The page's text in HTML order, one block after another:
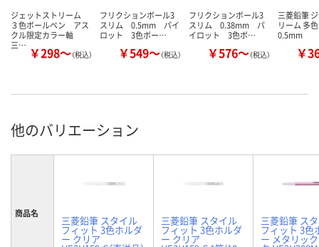
ジェットストリーム
３色ボールペン アス
クル限定カラー軸
三… ￥298～（税込）
フリクションボール3
スリム 0.5mm パイ
ロット 3色ボー…
￥549～（税込）
フリクションボール3
スリム 0.38mm パ
イロット 3色ボ…
￥576～（税込）
三菱鉛筆
リーム 多
0.5mm
￥
他のバリエーション
商品名
三菱鉛筆 スタイル
フィット 3色ホルダ
ー クリア
三菱鉛筆 スタイル
フィット 3色ホルダ
ー クリア
三菱鉛筆 ス
フィット 3色
ー メタリッ